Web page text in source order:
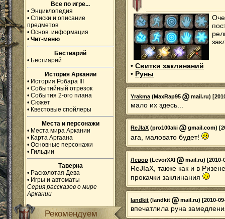
Все по игре...
• Энциклопедия
• Списки и описание
предметов
• Основ. информация
• Чит-меню
Бестиарий
• Бестиарий
История Аркании
• История Робара III
• Событийный отрезок
• События 2-ого плана
• Сюжет
• Квестовые спойлеры
Места и персонажи
• Места мира Аркании
• Карта Аргаана
• Основные персонажи
• Гильдии
Таверна
• Расколотая Дева
• Игры и автоматы
Серия рассказов о мире
Аркании
Рекомендуем
• Свитки заклинаний
• Руны
Yrakma(MaxRap95 mail.ru)
мало их здесь...
ReJIaX (pro100aki gmail.com)
ага, маловато будет!
Левор (LevorXXI mail.ru) [2010-
ReJIaX, также как и в
прокачки заклинания
landkit (landkit mail.ru) [2010-
впечатлила руна